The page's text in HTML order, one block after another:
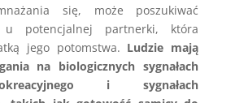
się, może poszukiwać
u potencjalnej partnerki, która
jego potomstwa. Ludzie mają
na biologicznych sygnałach
i sygnałach